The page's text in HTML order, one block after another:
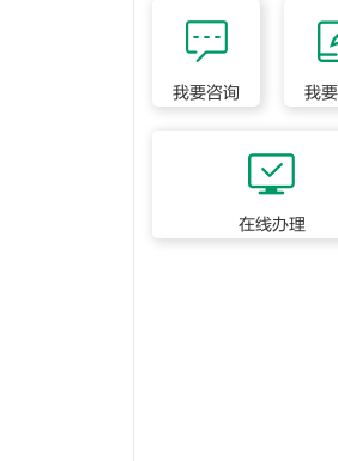
我要咨询 我
在线办理